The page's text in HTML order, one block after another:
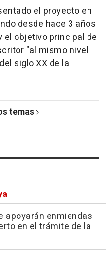
el proyecto en
desde hace 3 años
el objetivo principal de
"al mismo nivel
siglo XX de la
temas
apoyarán enmiendas
en el trámite de la